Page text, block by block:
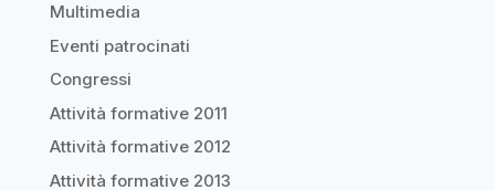
Multimedia
Eventi patrocinati
Congressi
Attività formative 2011
Attività formative 2012
Attività formative 2013